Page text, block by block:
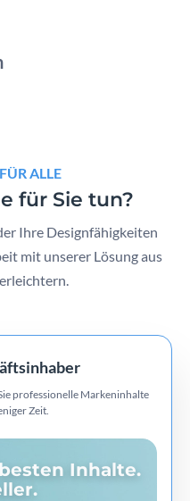
ALLE
für Sie tun?
Ihre Designfähigkeiten
mit unserer Lösung aus
professionelle Markeninhalte
Zeit.
Inhalte.